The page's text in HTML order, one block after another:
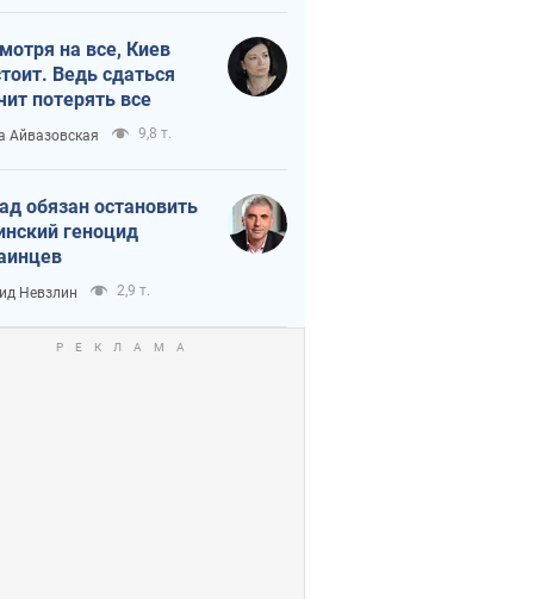
на все, Киев
Ведь сдаться
потерять все
Айвазовская 9,8 т.
обязан остановить
геноцид
Невзлин 2,9 т.